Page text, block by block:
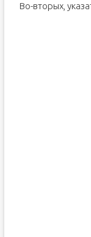
Во-вторых,